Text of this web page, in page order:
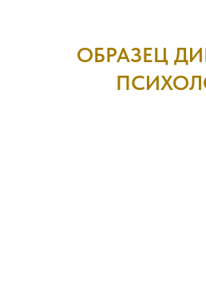
ОБРАЗЕЦ